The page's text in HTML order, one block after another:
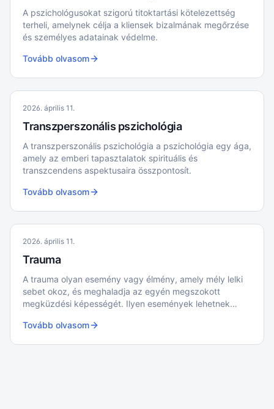
A pszichológusokat szigorú titoktartási kötelezettség
terheli, amelynek célja a kliensek bizalmának megőrzése
és személyes adatainak védelme.
Tovább olvasom
2026. április 11.
Transzperszonális pszichológia
A transzperszonális pszichológia a pszichológia egy ága,
amely az emberi tapasztalatok spirituális és
transzcendens aspektusaira összpontosít.
Tovább olvasom
2026. április 11.
Trauma
A trauma olyan esemény vagy élmény, amely mély lelki
sebet okoz, és meghaladja az egyén megszokott
megküzdési képességét. Ilyen események lehetnek
cselekmények vagy súlyos veszteségek.
Tovább olvasom